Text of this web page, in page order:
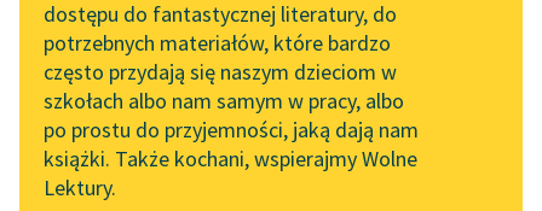
Pol’and’Rock Festivalu
„Kochanek Lady
Chatterley” do słuchania
na Wolnych Lekturach
Nowy audiobook –
„Marzenie o Oriencie”
API
OAI-PMH
Widget Wolnych Lektur
Przypisy
dostępu do fantastycznej literatury, do
potrzebnych materiałów, które bardzo
często przydają się naszym dzieciom w
szkołach albo nam samym w pracy, albo
po prostu do przyjemności, jaką dają nam
książki. Także kochani, wspierajmy Wolne
Lektury.
w sposób bardziej
skomplikowany i przez
to właśnie, jak...
Czytaj więcej